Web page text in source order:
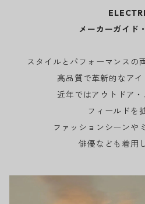
メーカーガイド
スタイルとパフォーマンスの
高品質で革新的なア
近年ではアウトドア
フィールドを
ファッションシーンや
俳優なども着用